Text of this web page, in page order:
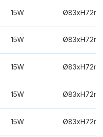
15W
15W
15W
15W
15W